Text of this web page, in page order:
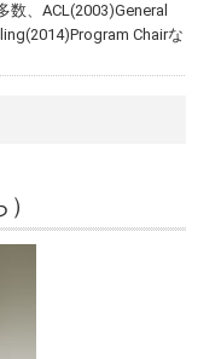
、ACL(2003)General
Chairな